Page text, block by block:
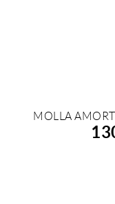
MOLLA